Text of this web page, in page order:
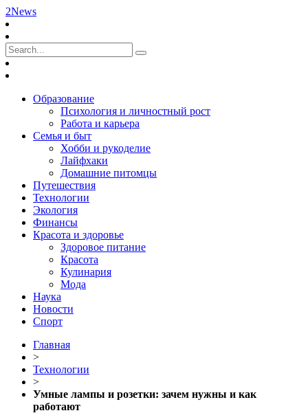
2News
Образование
Психология и личностный рост
Работа и карьера
Семья и быт
Хобби и рукоделие
Лайфхаки
Домашние питомцы
Путешествия
Технологии
Экология
Финансы
Красота и здоровье
Здоровое питание
Красота
Кулинария
Мода
Наука
Новости
Спорт
Главная
>
Технологии
>
Умные лампы и розетки: зачем нужны и как
работают